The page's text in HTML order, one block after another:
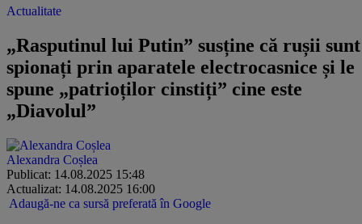
Actualitate
„Rasputinul lui Putin” susține că rușii sunt
spionați prin aparatele electrocasnice și le
spune „patrioților cinstiți” cine este
„Diavolul”
Alexandra Coșlea
Publicat: 14.08.2025 15:48
Actualizat: 14.08.2025 16:00
Adaugă-ne ca sursă preferată în Google